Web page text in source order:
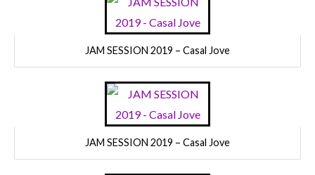
JAM SESSION 2019 – Casal Jove
JAM SESSION 2019 – Casal Jove